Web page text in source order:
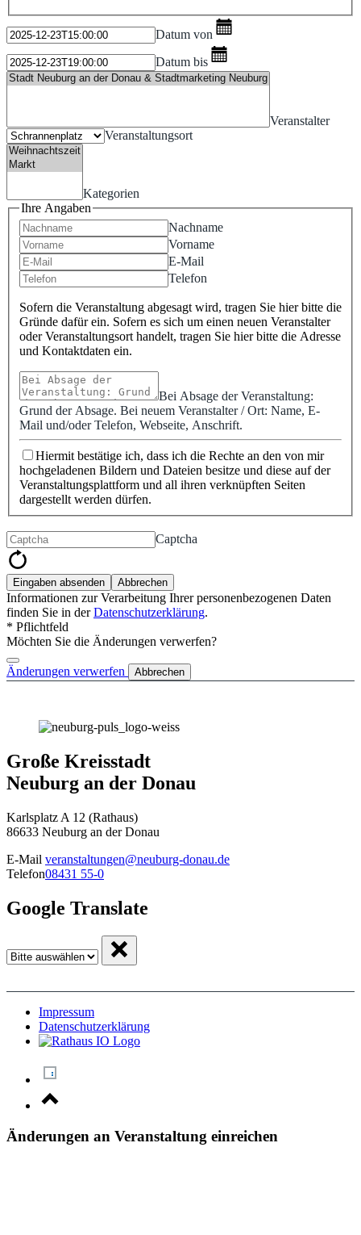
Datum von
Datum bis
Veranstalter
Veranstaltungsort
Kategorien
Ihre Angaben
Nachname
Vorname
E-Mail
Telefon
Sofern die Veranstaltung abgesagt wird, tragen Sie hier bitte die
Gründe dafür ein. Sofern es sich um einen neuen Veranstalter
oder Veranstaltungsort handelt, tragen Sie hier bitte die Adresse
und Kontaktdaten ein.
Bei Absage der Veranstaltung:
Grund der Absage. Bei neuem Veranstalter / Ort: Name, E-
Mail und/oder Telefon, Webseite, Anschrift.
Hiermit bestätige ich, dass ich die Rechte an den von mir
hochgeladenen Bildern und Dateien besitze und diese auf der
Veranstaltungsplattform und all ihren verknüpften Seiten
dargestellt werden dürfen.
Captcha
Eingaben absenden Abbrechen
Informationen zur Verarbeitung Ihrer personenbezogenen Daten
finden Sie in derDatenschutzerklärung.
* Pflichtfeld
Möchten Sie die Änderungen verwerfen?
Änderungen verwerfen Abbrechen
Große Kreisstadt
Neuburg an der Donau
Karlsplatz A 12 (Rathaus)
86633 Neuburg an der Donau
E-Mail veranstaltungen@neuburg-donau.de
Telefon08431 55-0
Google Translate
Impressum
Datenschutzerklärung
Änderungen an Veranstaltung einreichen